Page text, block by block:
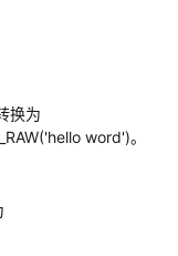
换为
word')。